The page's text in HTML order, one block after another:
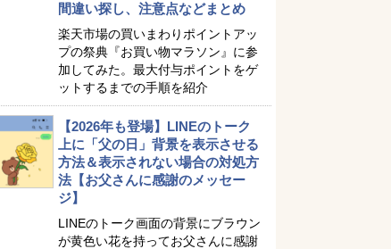
間違い探し、注意点などまとめ
楽天市場の買いまわりポイントアッ
プの祭典『お買い物マラソン』に参
加してみた。最大付与ポイントをゲ
ットするまでの手順を紹介
【2026年も登場】LINEのトーク
上に「父の日」背景を表示させる
方法＆表示されない場合の対処方
法【お父さんに感謝のメッセー
ジ】
LINEのトーク画面の背景にブラウン
が黄色い花を持ってお父さんに感謝